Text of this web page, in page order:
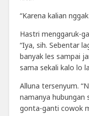
“Karena kalian
Hastri menggaruk-
“Iya, sih. Sebentar
banyak les sampai
sama sekali kalo lo
Alluna tersenyum.
namanya hubungan
gonta-ganti cowok